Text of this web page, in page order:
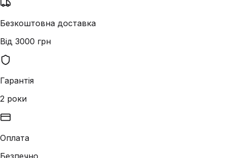
Безкоштовна доставка
Від 3000 грн
Гарантія
2 роки
Оплата
Безпечно